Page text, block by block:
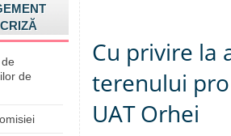
de
Cu privire la
terenului
UAT Orhei